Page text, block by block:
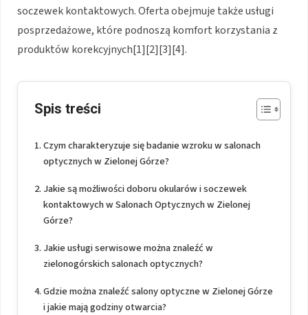
soczewek kontaktowych. Oferta obejmuje także usługi
posprzedażowe, które podnoszą komfort korzystania z
produktów korekcyjnych[1][2][3][4].
Spis treści
Czym charakteryzuje się badanie wzroku w salonach
optycznych w Zielonej Górze?
Jakie są możliwości doboru okularów i soczewek
kontaktowych w Salonach Optycznych w Zielonej
Górze?
Jakie usługi serwisowe można znaleźć w
zielonogórskich salonach optycznych?
Gdzie można znaleźć salony optyczne w Zielonej Górze
i jakie mają godziny otwarcia?